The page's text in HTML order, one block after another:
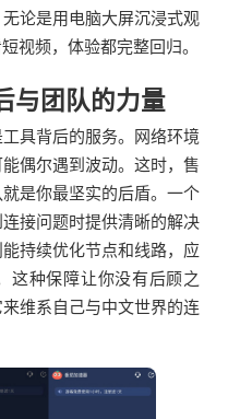
论是用电脑大屏沉浸式观
视频，体验都完整回归。
与团队的力量
具背后的服务。网络环境
偶尔遇到波动。这时，售
是你最坚实的后盾。一个
接问题时提供清晰的解决
持续优化节点和线路，应
这种保障让你没有后顾之
维系自己与中文世界的连